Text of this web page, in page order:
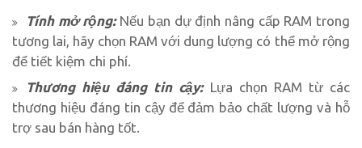
Tính mở rộng: Nếu bạn dự định nâng cấp RAM trong
tương lai, hãy chọn RAM với dung lượng có thể mở rộng
để tiết kiệm chi phí.
Thương hiệu đáng tin cậy:Lựa chọn RAM từ các
thương hiệu đáng tin cậy để đảm bảo chất lượng và hỗ
trợ sau bán hàng tốt.